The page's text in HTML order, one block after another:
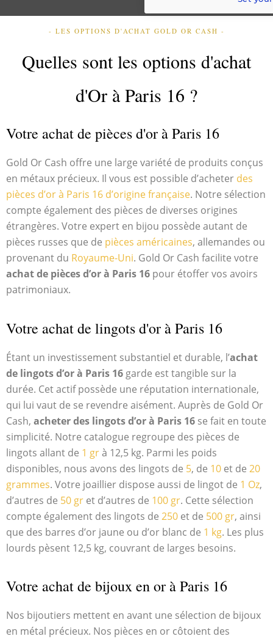
- LES OPTIONS D'ACHAT GOLD OR CASH -
Quelles sont les options d'achat
d'Or à Paris 16 ?
Votre achat de pièces d'or à Paris 16
Gold Or Cash offre une large variété de produits conçus
en métaux précieux. Il vous est possible d’acheter des
pièces d’or à Paris 16 d’origine française. Notre sélection
compte également des pièces de diverses origines
étrangères. Votre expert en bijou possède autant de
pièces russes que de pièces américaines, allemandes ou
provenant du Royaume-Uni. Gold Or Cash facilite votre
achat de pièces d’or à Paris 16 pour étoffer vos avoirs
patrimoniaux.
Votre achat de lingots d'or à Paris 16
Étant un investissement substantiel et durable, l’achat
de lingots d’or à Paris 16 garde est tangible sur la
durée. Cet actif possède une réputation internationale,
qui lui vaut de se revendre aisément. Auprès de Gold Or
Cash, acheter des lingots d’or à Paris 16 se fait en toute
simplicité. Notre catalogue regroupe des pièces de
lingots allant de 1 grà 12,5 kg. Parmi les poids
disponibles, nous avons des lingots de 5, de 10 et de 20
grammes. Votre joaillier dispose aussi de lingot de 1 Oz,
d’autres de 50 gr et d’autres de 100 gr. Cette sélection
compte également des lingots de 250 et de 500 gr, ainsi
que des barres d’or jaune ou d’or blanc de 1 kg. Les plus
lourds pèsent 12,5 kg, couvrant de larges besoins.
Votre achat de bijoux en or à Paris 16
Nos bijoutiers mettent en avant une sélection de bijoux
en métal précieux. Nos pièces en or côtoient des